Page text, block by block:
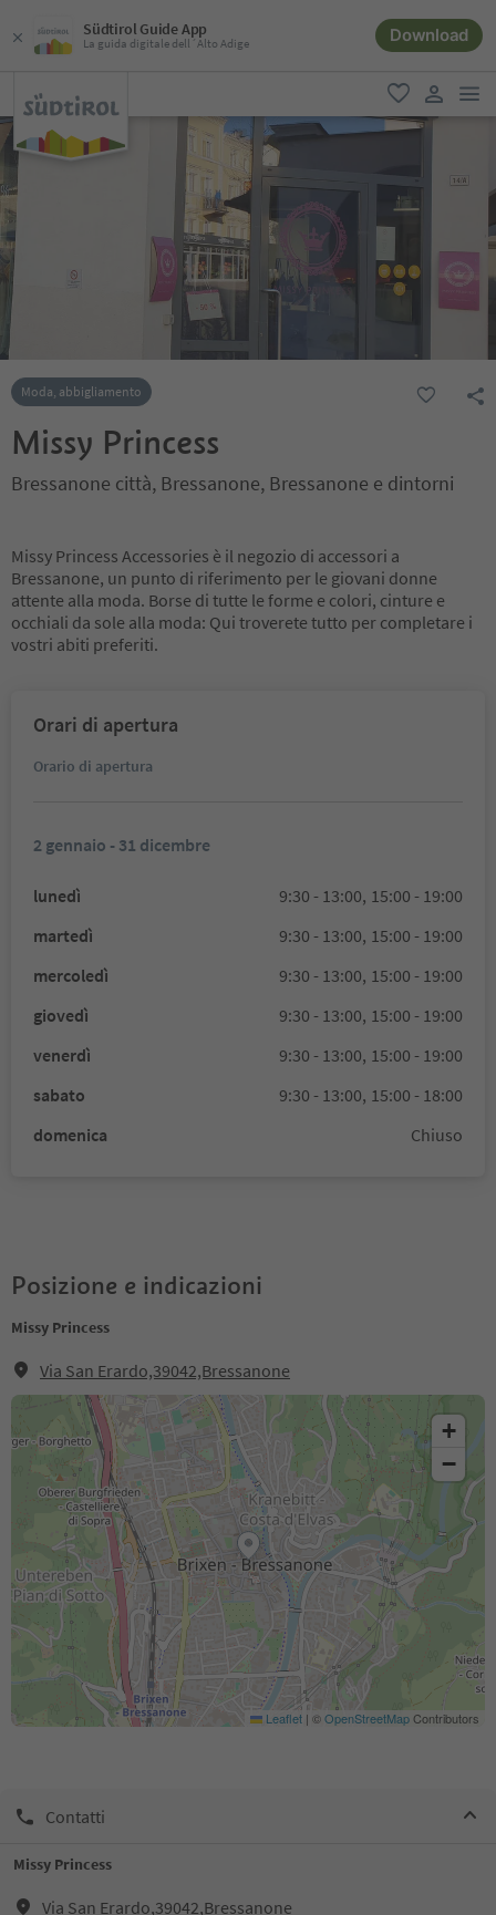
Südtirol Guide App
La guida digitale dell´Alto Adige Download
favoriti
user link
Moda, abbigliamento
Missy Princess
Bressanone città, Bressanone, Bressanone e dintorni
Missy Princess Accessories è il negozio di accessori a
Bressanone, un punto di riferimento per le giovani donne
attente alla moda. Borse di tutte le forme e colori, cinture e
occhiali da sole alla moda: Qui troverete tutto per completare i
vostri abiti preferiti.
Orari di apertura
Orario di apertura
2 gennaio - 31 dicembre
lunedì 9:30 - 13:00, 15:00 - 19:00
martedì
9:30 - 13:00, 15:00 - 19:00
mercoledì
9:30 - 13:00, 15:00 - 19:00
giovedì
9:30 - 13:00, 15:00 - 19:00
venerdì
9:30 - 13:00, 15:00 - 19:00
sabato
9:30 - 13:00, 15:00 - 18:00
domenica
Chiuso
Posizione e indicazioni
Missy Princess
Via San Erardo,39042,Bressanone
+
−
Leaflet | ©OpenStreetMapContributors
Contatti
Missy Princess
Via San Erardo,39042,Bressanone